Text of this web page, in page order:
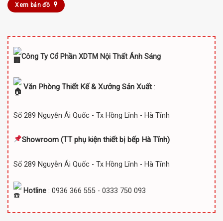
Xem bản đồ
Công Ty Cổ Phần XDTM Nội Thất Ánh Sáng
Văn Phòng Thiết Kế & Xưởng Sản Xuất:
Số 289 Nguyễn Ái Quốc - Tx Hồng Lĩnh - Hà Tĩnh
Showroom (TTphụ kiện thiết bị bếp Hà Tĩnh)
Số 289 Nguyễn Ái Quốc - Tx Hồng Lĩnh - Hà Tĩnh
Hotline : 0936 366 555 - 0333 750 093